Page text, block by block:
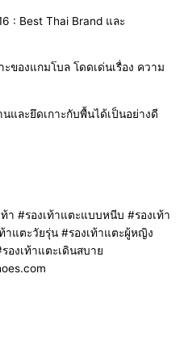
: Best Thai Brand และ
ะของแกมโบล โดดเด่นเรื่อง ความ
ละยึดเกาะกับพื้นได้เป็นอย่างดี
า #รองเท้าแตะแบบหนีบ #รองเท้า
าแตะวัยรุ่น #รองเท้าแตะผู้หญิง
องเท้าแตะเดินสบาย